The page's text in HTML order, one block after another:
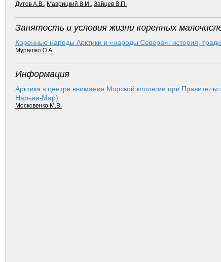
Дутов А.В., Маврицкий В.И., Зайцев В.П.
Занятость и условия жизни коренных
Коренные народы Арктики и «народы Севера»: история,
Мурашко О.А.
Информация
Арктика в центре внимания Морской коллегии при
Нарьян-Мар)
Московенко М.В.